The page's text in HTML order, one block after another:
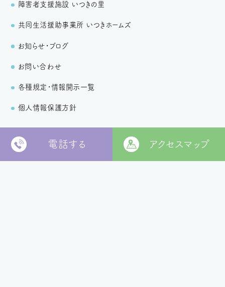
障害者支援施設 いつきの里
共同生活援助事業所 いつきホームズ
お知らせ・ブログ
お問い合わせ
各種規定・情報開示一覧
個人情報保護方針
電話する アクセスマップ